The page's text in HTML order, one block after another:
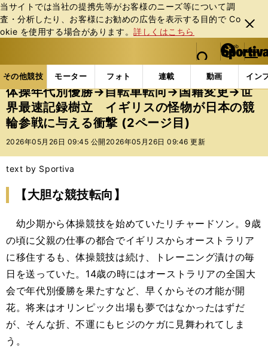
当サイトでは当社の提携先等がお客様のニーズ等について調
査・分析したり、お客様にお勧めの広告を表⽰する⽬的で Co
okie を使⽤する場合があります。詳しくはこちら
閉じ
る
web Sportiva (webスポルティーバ)
検索
マイペ
ー
ジ
メニュ
その他競技 モーター フォト 連載 動画 イン
ス
ポ
ル
テ
ー
バ
その他競技の記事一覧 その他競技 その他 体操
体操年代別優勝→自転車転向→国籍変更→世
界最速記録樹立 イギリスの怪物が日本の競
輪参戦に与える衝撃 (2ページ目)
2026年05月26日 09:45 公開 2026年05月26日 09:46 更新
text by Sportiva
【大胆な競技転向】
幼少期から体操競技を始めていたリチャードソン。9歳
の頃に父親の仕事の都合でイギリスからオーストラリア
に移住するも、体操競技は続け、トレーニング漬けの毎
日を送っていた。14歳の時にはオーストラリアの全国大
会で年代別優勝を果たすなど、早くからその才能が開
花。将来はオリンピック出場も夢ではなかったはずだ
が、そんな折、不運にもヒジのケガに見舞われてしま
う。